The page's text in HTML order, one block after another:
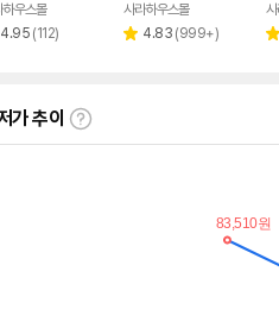
페이
하우스몰
4.95 리
(112)
페이
사라하우스몰
별 4.83 리
(999+)
별
가 추이
최